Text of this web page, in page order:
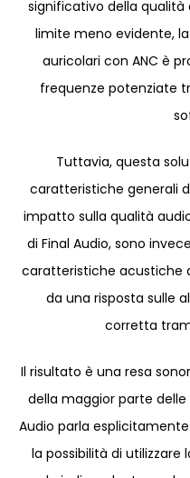
significativo della qualità
limite meno evidente,
auricolari con ANC è
frequenze potenziate
Tuttavia, questa
caratteristiche generali
impatto sulla qualità
di Final Audio, sono
caratteristiche acustiche
da una risposta sulle
corretta
Il risultato è una resa
della maggior parte
Audio parla
la possibilità di utilizzare